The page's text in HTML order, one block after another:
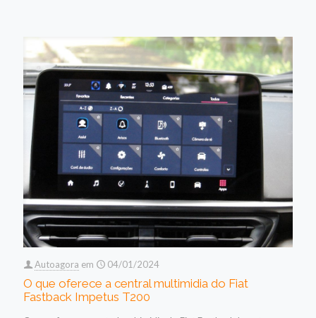
Autoagora em 04/01/2024
O que oferece a central multimidia do Fiat
Fastback Impetus T200